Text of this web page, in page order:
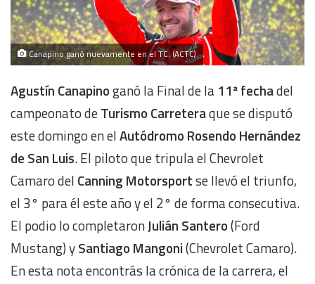
Canapino ganó nuevamente en el TC. (ACTC)
Agustín Canapinoganó la Final de la 11ª fechadel
campeonato deTurismo Carreteraque se disputó
este domingo en elAutódromo Rosendo Hernández
de San Luis. El piloto que tripula el Chevrolet
Camaro del Canning Motorsportse llevó el triunfo,
el 3° para él este año y el 2° de forma consecutiva.
El podio lo completaronJulián Santero(Ford
Mustang) ySantiago Mangoni(Chevrolet Camaro).
En esta nota encontrás la crónica de la carrera, el